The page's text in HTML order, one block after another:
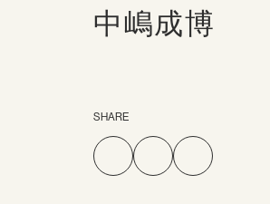
中嶋成博
SHARE